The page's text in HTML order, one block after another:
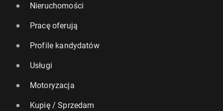
Nieruchomości
Pracę oferują
Profile kandydatów
Usługi
Motoryzacja
Kupię / Sprzedam